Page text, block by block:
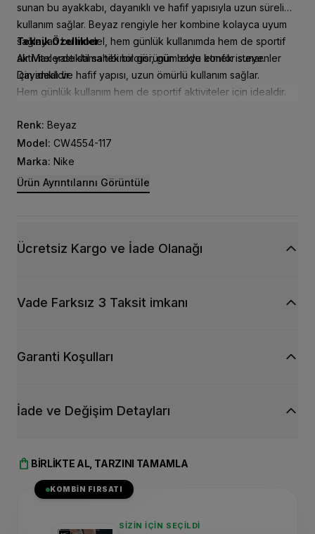
sunan bu ayakkabı, dayanıklı ve hafif yapısıyla uzun süreli
kullanım sağlar. Beyaz rengiyle her kombine kolayca uyum
sağlayan bu model, hem günlük kullanımda hem de sportif
aktivitelerde stil sahibi bir görünüm elde etmek isteyenler
için idealdir.
Teknik Özellikler
Air Max yastıklama teknolojisi, gün boyu konfor sunar.
Dayanıklı ve hafif yapısı, uzun ömürlü kullanım sağlar.
Hem günlük kullanım hem de sportif aktiviteler için idealdir.
Renk: Beyaz
Model: CW4554-117
Marka: Nike
Ürün Ayrıntılarını Görüntüle
Ücretsiz Kargo ve İade Olanağı
Vade Farksız 3 Taksit imkanı
Garanti Koşulları
İade ve Değişim Detayları
shopping_bag BIRLIKTE AL, TARZINI TAMAMLA
KOMBIN FIRSATI
SIZIN İÇIN SEÇILDI